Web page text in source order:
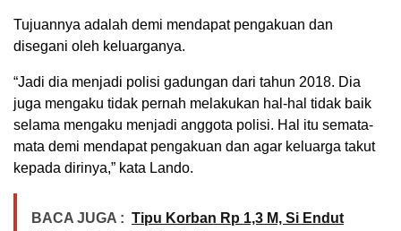
Tujuannya adalah demi mendapat pengakuan dan
disegani oleh keluarganya.
“Jadi dia menjadi polisi gadungan dari tahun 2018. Dia
juga mengaku tidak pernah melakukan hal-hal tidak baik
selama mengaku menjadi anggota polisi. Hal itu semata-
mata demi mendapat pengakuan dan agar keluarga takut
kepada dirinya,” kata Lando.
BACA JUGA : Tipu Korban Rp 1,3 M, Si Endut